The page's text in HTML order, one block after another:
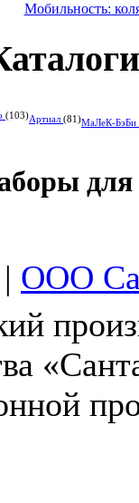
Мобильность:
(103)Артиал (81)МаЛеК-БэБи
для
| ООО